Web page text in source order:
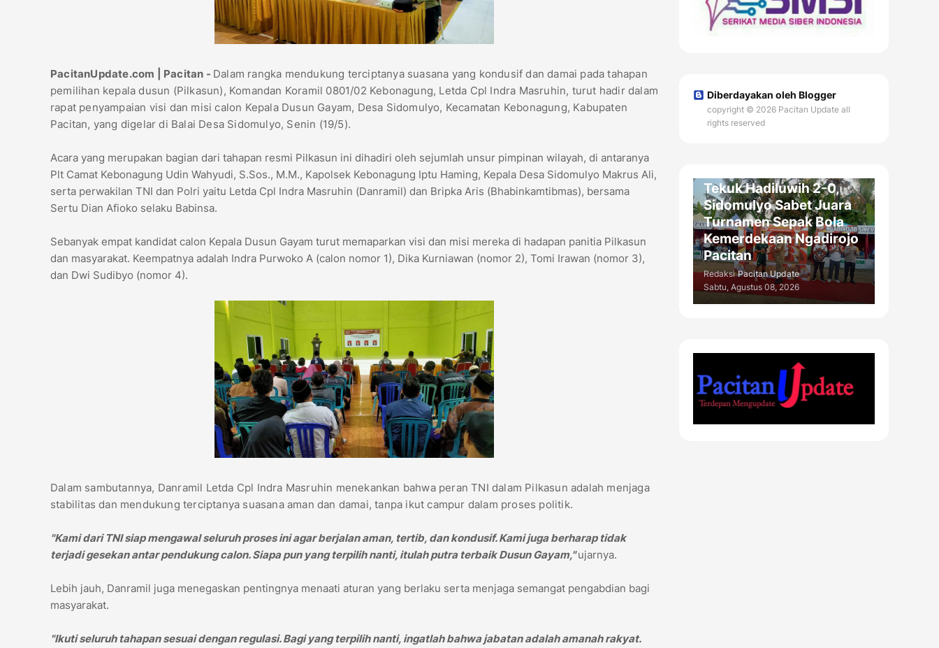
PacitanUpdate.com | Pacitan - Dalam rangka mendukung terciptanya suasana yang kondusif dan damai pada tahapan
pemilihan kepala dusun (Pilkasun), Komandan Koramil 0801/02 Kebonagung, Letda Cpl Indra Masruhin, turut hadir dalam
rapat penyampaian visi dan misi calon Kepala Dusun Gayam, Desa Sidomulyo, Kecamatan Kebonagung, Kabupaten
Pacitan, yang digelar di Balai Desa Sidomulyo, Senin (19/5).
Acara yang merupakan bagian dari tahapan resmi Pilkasun ini dihadiri oleh sejumlah unsur pimpinan wilayah, di antaranya
Plt Camat Kebonagung Udin Wahyudi, S.Sos., M.M., Kapolsek Kebonagung Iptu Haming, Kepala Desa Sidomulyo Makrus Ali,
serta perwakilan TNI dan Polri yaitu Letda Cpl Indra Masruhin (Danramil) dan Bripka Aris (Bhabinkamtibmas), bersama
Sertu Dian Afioko selaku Babinsa.
Sebanyak empat kandidat calon Kepala Dusun Gayam turut memaparkan visi dan misi mereka di hadapan panitia Pilkasun
dan masyarakat. Keempatnya adalah Indra Purwoko A (calon nomor 1), Dika Kurniawan (nomor 2), Tomi Irawan (nomor 3),
dan Dwi Sudibyo (nomor 4).
Dalam sambutannya, Danramil Letda Cpl Indra Masruhin menekankan bahwa peran TNI dalam Pilkasun adalah menjaga
stabilitas dan mendukung terciptanya suasana aman dan damai, tanpa ikut campur dalam proses politik.
"Kami dari TNI siap mengawal seluruh proses ini agar berjalan aman, tertib, dan kondusif. Kami juga berharap tidak
terjadi gesekan antar pendukung calon. Siapa pun yang terpilih nanti, itulah putra terbaik Dusun Gayam,"ujarnya.
Lebih jauh, Danramil juga menegaskan pentingnya menaati aturan yang berlaku serta menjaga semangat pengabdian bagi
masyarakat.
"Ikuti seluruh tahapan sesuai dengan regulasi. Bagi yang terpilih nanti, ingatlah bahwa jabatan adalah amanah rakyat.
Diberdayakan oleh Blogger
copyright © 2026 Pacitan Update all
rights reserved
Tekuk Hadiluwih 2-0,
Sidomulyo Sabet Juara
Turnamen Sepak Bola
Kemerdekaan Ngadirojo
Pacitan
Redaksi Pacitan Update
Sabtu, Agustus 08, 2026